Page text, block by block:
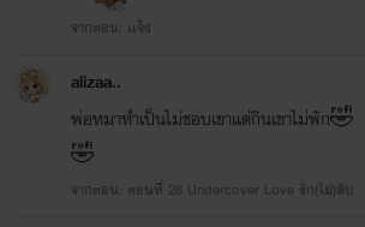
จากตอน: เเจ้ง
alizaa..
พ่อหมาทำเป็นไม่ชอบเขาแต่กินเขาไม่พัก🤣
🤣
จากตอน: ตอนที่ 28 Undercover Love รัก(ไม่)ลับ